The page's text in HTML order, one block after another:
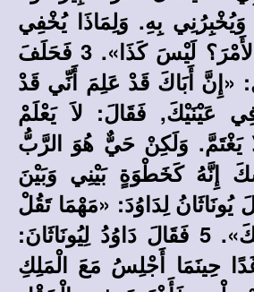
وَيُخْبِرُنِي بِهِ. وَلِمَاذَا يُخْفِي
عَنِّي أَبِي هَذَا الأَمْرَ؟ لَيْسَ كَذَا». 3 فَحَلَفَ
«إِنَّ أَبَاكَ قَدْ عَلِمَ أَنِّي قَدْ
عَيْنَيْكَ, فَقَالَ: لاَ يَعْلَمْ
يَغْتَمَّ. وَلَكِنْ حَيٌّ هُوَ الرَّبُّ
إِنَّهُ كَخَطْوَةٍ بَيْنِي وَبَيْنَ
4 فَقَالَ يُونَاثَانُ لِدَاوُدَ: «مَهْمَا تَقُلْ
نَفْسُكَ أَفْعَلْهُ لَكَ». 5 فَقَالَ دَاوُدُ لِيُونَاثَانَ:
حِينَمَا أَجْلِسُ مَعَ الْمَلِكِ